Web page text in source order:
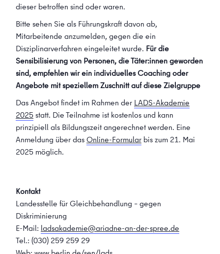
dieser betroffen sind oder waren.
Bitte sehen Sie als Führungskraft davon ab,
Mitarbeitende anzumelden, gegen die ein
Disziplinarverfahren eingeleitet wurde. Für die
Sensibilisierung von Personen, die Täter:innen geworden
sind, empfehlen wir ein individuelles Coaching oder
Angebote mit speziellem Zuschnitt auf diese Zielgruppe
Das Angebot findet im Rahmen der LADS-Akademie
2025statt. Die Teilnahme ist kostenlos und kann
prinzipiell als Bildungszeit angerechnet werden. Eine
Anmeldung über dasOnline-Formular bis zum 21. Mai
2025 möglich.
Kontakt
Landesstelle für Gleichbehandlung – gegen
Diskriminierung
E-Mail: ladsakademie@ariadne-an-der-spree.de
Tel.: (030) 259 259 29